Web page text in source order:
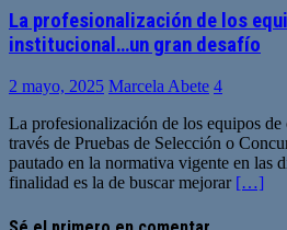
La profesionalización de los
institucional…un gran desafío
2 mayo, 2025 Marcela Abete 4
La profesionalización de los equipos
través de Pruebas de Selección o
pautado en la normativa vigente en las
finalidad es la de buscar mejorar […]